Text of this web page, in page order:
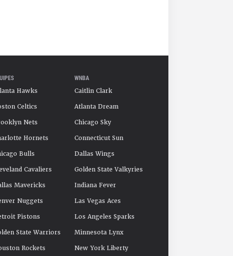
Hawks
Celtics
Nets
Hornets
Bulls
Cavaliers
Mavericks
Nuggets
Pistons
State Warriors
Rockets
WNBA
Caitlin Clark
Atlanta Dream
Chicago Sky
Connecticut Sun
Dallas Wings
Golden State Valkyries
Indiana Fever
Las Vegas Aces
Los Angeles Sparks
Minnesota Lynx
New York Liberty